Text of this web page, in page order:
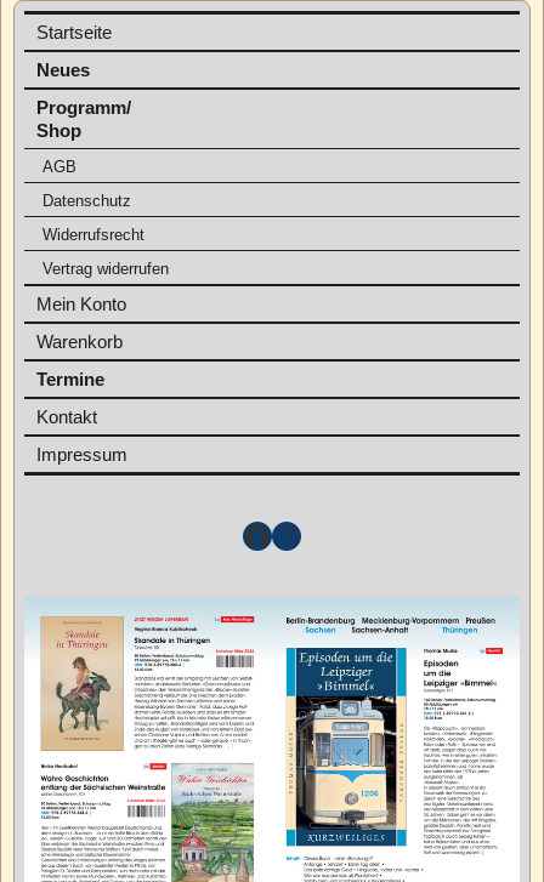
Startseite
Neues
Programm/
Shop
AGB
Datenschutz
Widerrufsrecht
Vertrag widerrufen
Mein Konto
Warenkorb
Termine
Kontakt
Impressum